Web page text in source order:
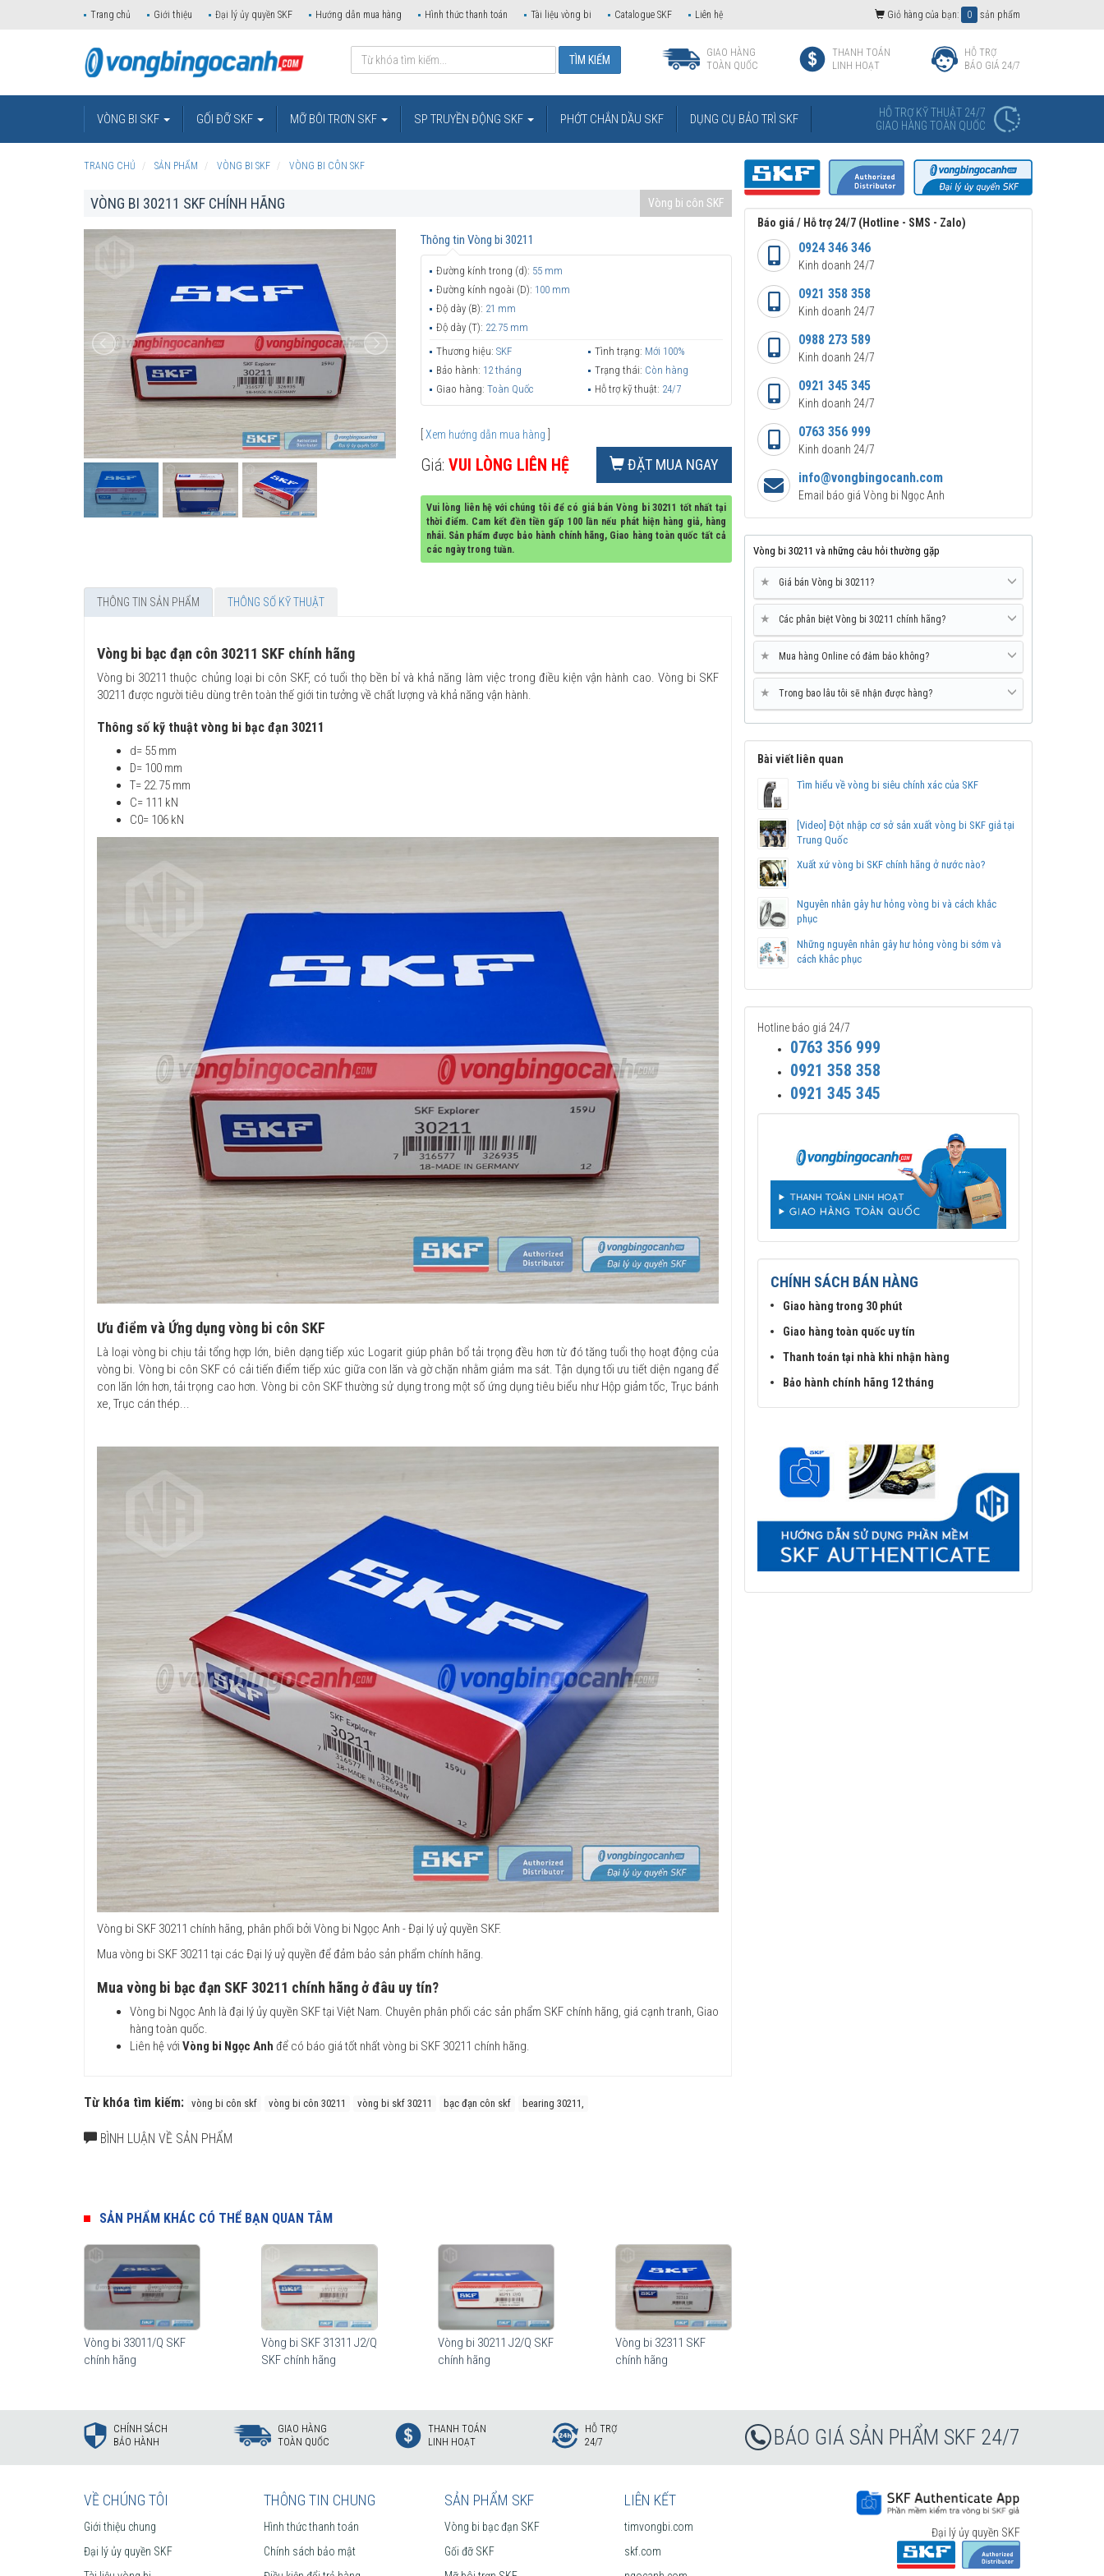
Trang chủ Giới thiệu Đại lý ủy quyền SKF Hướng dẫn mua hàng Hình thức thanh toán Tài liệu vòng bi Catalogue SKF Liên hệ Giỏ hàng của bạn: 0 sản phẩm
GIAO HÀNG
TOÀN QUỐC
THANH TOÁN
LINH HOẠT
HỖ TRỢ
BÁO GIÁ 24/7
VÒNG BI SKF GỐI ĐỠ SKF MỠ BÔI TRƠN SKF SP TRUYỀN ĐỘNG SKF PHỚT CHẮN DẦU SKF DỤNG CỤ BẢO TRÌ SKF
HỖ TRỢ KỸ THUẬT 24/7
GIAO HÀNG TOÀN QUỐC
TRANG CHỦ SẢN PHẨM VÒNG BI SKF VÒNG BI CÔN SKF
VÒNG BI 30211 SKF CHÍNH HÃNG Vòng bi côn SKF
Thông tin Vòng bi 30211
Đường kính trong (d): 55 mm
Đường kính ngoài (D): 100 mm
Độ dày (B): 21 mm
Độ dày (T): 22.75 mm
Thương hiệu: SKF Tình trạng: Mới 100%
Bảo hành: 12 tháng Trạng thái: Còn hàng
Giao hàng: Toàn Quốc Hỗ trợ kỹ thuật: 24/7
Xem hướng dẫn mua hàng
Giá: VUI LÒNG LIÊN HỆ ĐẶT MUA NGAY
Vui lòng liên hệ với chúng tôi để có giá bán Vòng bi 30211 tốt nhất tại
thời điểm. Cam kết đền tiền gấp 100 lần nếu phát hiện hàng giả, hàng
nhái. Sản phẩm được bảo hành chính hãng, Giao hàng toàn quốc tất cả
các ngày trong tuần.
THÔNG TIN SẢN PHẨM THÔNG SỐ KỸ THUẬT
Vòng bi bạc đạn côn 30211 SKF chính hãng
Vòng bi 30211 thuộc chủng loại bi côn SKF, có tuổi thọ bền bỉ và khả năng làm việc trong điều kiện vận hành cao. Vòng bi SKF
30211 được người tiêu dùng trên toàn thế giới tin tưởng về chất lượng và khả năng vận hành.
Thông số kỹ thuật vòng bi bạc đạn 30211
d= 55 mm
D= 100 mm
T= 22.75 mm
C= 111 kN
C0= 106 kN
Ưu điểm và Ứng dụng vòng bi côn SKF
Là loại vòng bi chịu tải tổng hợp lớn, biên dạng tiếp xúc Logarit giúp phân bổ tải trọng đều hơn từ đó tăng tuổi thọ hoạt động của
vòng bi. Vòng bi côn SKF có cải tiến điểm tiếp xúc giữa con lăn và gờ chặn nhằm giảm ma sát. Tận dụng tối ưu tiết diện ngang để
con lăn lớn hơn, tải trọng cao hơn. Vòng bi côn SKF thường sử dụng trong một số ứng dụng tiêu biểu như Hộp giảm tốc, Trục bánh
xe, Trục cán thép...
Vòng bi SKF 30211 chính hãng, phân phối bởi Vòng bi Ngọc Anh - Đại lý uỷ quyền SKF.
Mua vòng bi SKF 30211 tại các Đại lý uỷ quyền để đảm bảo sản phẩm chính hãng.
Mua vòng bi bạc đạn SKF 30211 chính hãng ở đâu uy tín?
Vòng bi Ngọc Anh là đại lý ủy quyền SKF tại Việt Nam. Chuyên phân phối các sản phẩm SKF chính hãng, giá cạnh tranh, Giao
hàng toàn quốc.
Liên hệ với Vòng bi Ngọc Anh để có báo giá tốt nhất vòng bi SKF 30211 chính hãng.
Từ khóa tìm kiếm: vòng bi côn skf vòng bi côn 30211 vòng bi skf 30211 bạc đạn côn skf bearing 30211,
BÌNH LUẬN VỀ SẢN PHẨM
SẢN PHẨM KHÁC CÓ THỂ BẠN QUAN TÂM
Vòng bi 33011/Q SKF
chính hãng
Vòng bi SKF 31311 J2/Q
SKF chính hãng
Vòng bi 30211 J2/Q SKF
chính hãng
Vòng bi 32311 SKF
chính hãng
Báo giá / Hỗ trợ 24/7 (Hotline - SMS - Zalo)
0924 346 346
Kinh doanh 24/7
0921 358 358
Kinh doanh 24/7
0988 273 589
Kinh doanh 24/7
0921 345 345
Kinh doanh 24/7
0763 356 999
Kinh doanh 24/7
info@vongbingocanh.com
Email báo giá Vòng bi Ngọc Anh
Vòng bi 30211 và những câu hỏi thường gặp
★ Giá bán Vòng bi 30211?
★ Các phân biệt Vòng bi 30211 chính hãng?
★ Mua hàng Online có đảm bảo không?
★ Trong bao lâu tôi sẽ nhận được hàng?
Bài viết liên quan
Tìm hiểu về vòng bi siêu chính xác của SKF
[Video] Đột nhập cơ sở sản xuất vòng bi SKF giả tại
Trung Quốc
Xuất xứ vòng bi SKF chính hãng ở nước nào?
Nguyên nhân gây hư hỏng vòng bi và cách khắc
phục
Những nguyên nhân gây hư hỏng vòng bi sớm và
cách khắc phục
Hotline báo giá 24/7
0763 356 999
0921 358 358
0921 345 345
CHÍNH SÁCH BÁN HÀNG
Giao hàng trong 30 phút
Giao hàng toàn quốc uy tín
Thanh toán tại nhà khi nhận hàng
Bảo hành chính hãng 12 tháng
CHÍNH SÁCH
BẢO HÀNH
GIAO HÀNG
TOÀN QUỐC
THANH TOÁN
LINH HOẠT
HỖ TRỢ
24/7
BÁO GIÁ SẢN PHẨM SKF 24/7
VỀ CHÚNG TÔI
Giới thiệu chung
Đại lý ủy quyền SKF
THÔNG TIN CHUNG
Hình thức thanh toán
Chính sách bảo mật
SẢN PHẨM SKF
Vòng bi bạc đạn SKF
Gối đỡ SKF
LIÊN KẾT
timvongbi.com
skf.com
Đại lý ủy quyền SKF